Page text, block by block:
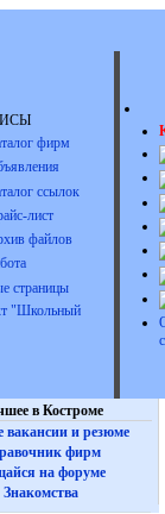
фирм
ссылок
лист
файлов
страницы
"Школьный
в Костроме
и резюме
фирм
на форуме
Знакомства